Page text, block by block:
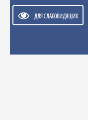
ДЛЯ СЛАБОВИДЯЩИХ